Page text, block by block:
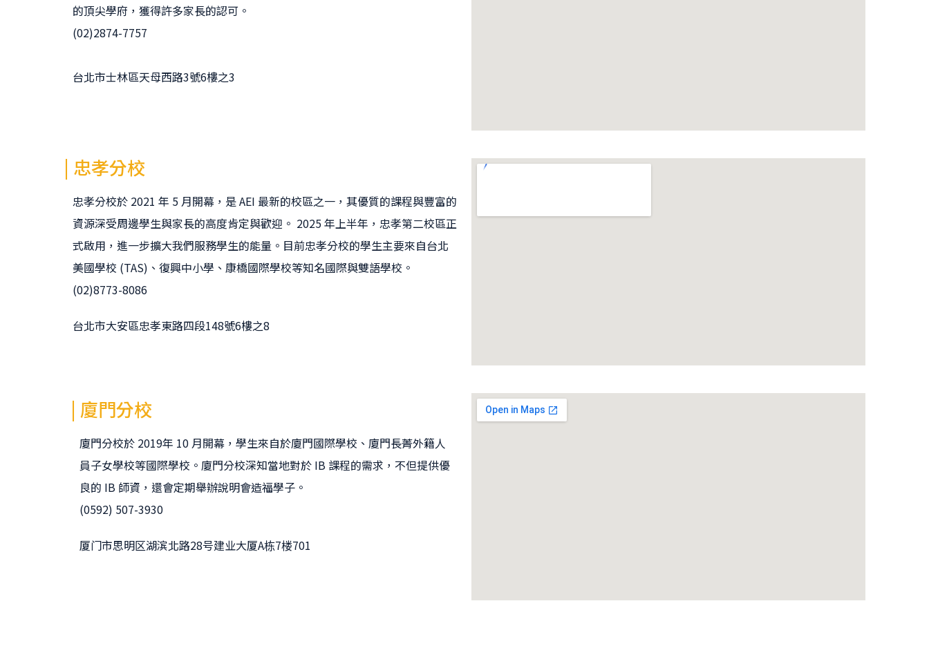
的頂尖學府，獲得許多家長的認可。
(02)2874-7757
台北市士林區天母西路3號6樓之3
| 忠孝分校
忠孝分校於 2021 年 5 月開幕，是 AEI 最新的校區之一，其優質的課程與豐富的
資源深受周邊學生與家長的高度肯定與歡迎。 2025 年上半年，忠孝第二校區正
式啟用，進一步擴大我們服務學生的能量。目前忠孝分校的學生主要來自台北
美國學校 (TAS)、復興中小學、康橋國際學校等知名國際與雙語學校。
(02)8773-8086
台北市大安區忠孝東路四段148號6樓之8
| 廈門分校
廈門分校於 2019年 10 月開幕，學生來自於廈門國際學校、廈門長菁外籍人
員子女學校等國際學校。廈門分校深知當地對於 IB 課程的需求，不但提供優
良的 IB 師資，還會定期舉辦說明會造福學子。
(0592) 507-3930
厦门市思明区湖滨北路28号建业大厦A栋7楼701